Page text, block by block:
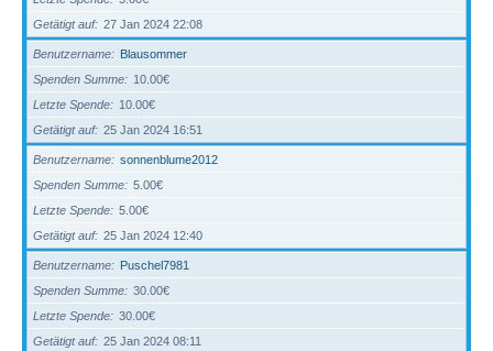
Getätigt auf
27 Jan 2024 22:08
Benutzername
Blausommer
Spenden Summe
10.00€
Letzte Spende
10.00€
Getätigt auf
25 Jan 2024 16:51
Benutzername
sonnenblume2012
Spenden Summe
5.00€
Letzte Spende
5.00€
Getätigt auf
25 Jan 2024 12:40
Benutzername
Puschel7981
Spenden Summe
30.00€
Letzte Spende
30.00€
Getätigt auf
25 Jan 2024 08:11